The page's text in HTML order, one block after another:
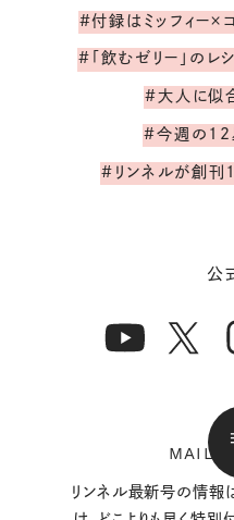
#付録はミッフィー×
#「飲むゼリー」のレ
#大人に似
#今週の12
#リンネルが創刊
公
MAIL
リンネル最新号の情報